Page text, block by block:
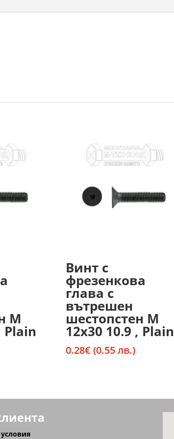
М
Plain
Винт с
фрезенкова
глава с
вътрешен
шестопстен М
12х30 10.9 , Plain
0.28€ (0.55 лв.)